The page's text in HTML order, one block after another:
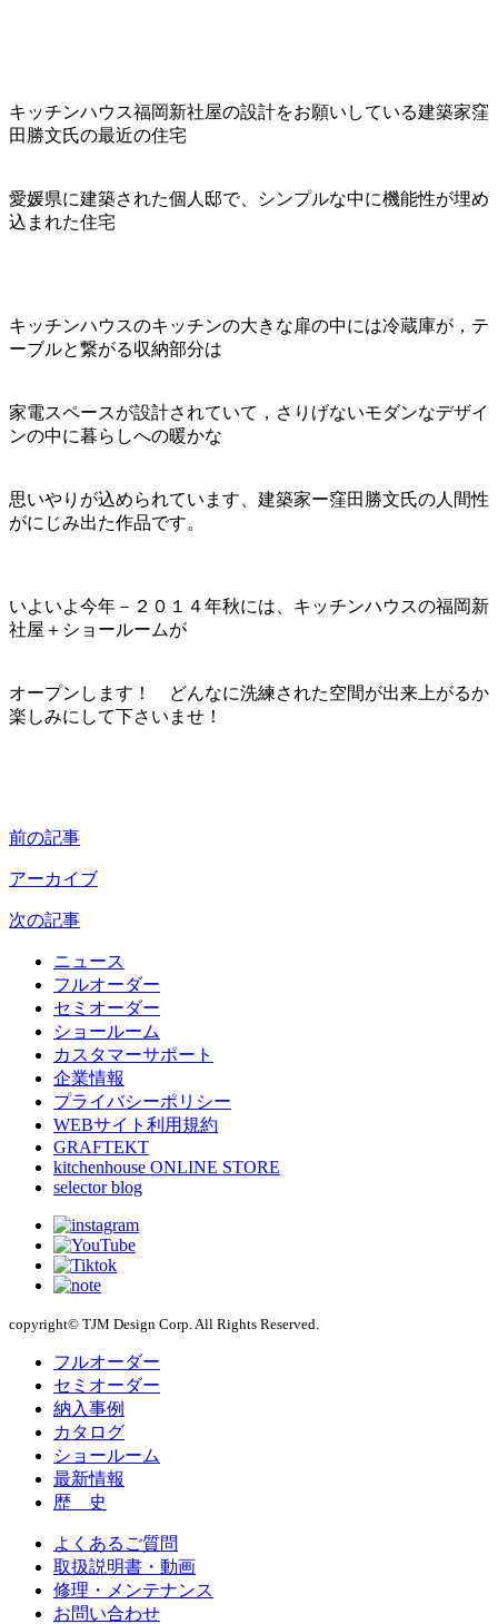
キッチンハウス福岡新社屋の設計をお願いしている建築家窪
田勝文氏の最近の住宅
愛媛県に建築された個人邸で、シンプルな中に機能性が埋め
込まれた住宅
キッチンハウスのキッチンの大きな扉の中には冷蔵庫が，テ
ーブルと繋がる収納部分は
家電スペースが設計されていて，さりげないモダンなデザイ
ンの中に暮らしへの暖かな
思いやりが込められています、建築家ー窪田勝文氏の人間性
がにじみ出た作品です。
いよいよ今年－２０１４年秋には、キッチンハウスの福岡新
社屋＋ショールームが
オープンします！ どんなに洗練された空間が出来上がるか
楽しみにして下さいませ！
前の記事
アーカイブ
次の記事
ニュース
フルオーダー
セミオーダー
ショールーム
カスタマーサポート
企業情報
プライバシーポリシー
WEBサイト利用規約
GRAFTEKT
kitchenhouse ONLINE STORE
selector blog
copyright© TJM Design Corp. All Rights Reserved.
フルオーダー
セミオーダー
納入事例
カタログ
ショールーム
最新情報
歴 史
よくあるご質問
取扱説明書・動画
修理・メンテナンス
お問い合わせ